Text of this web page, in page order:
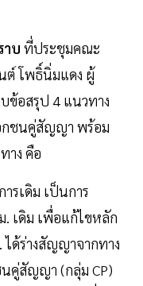
บ ที่ประชุมคณะ
ต์ โพธิ์นิ่มแดง ผู้
ข้อสรุป 4 แนวทาง
กชนคู่สัญญา พร้อม
าง คือ
รเดิม เป็นการ
. เดิม เพื่อแก้ไขหลัก
ด้ร่างสัญญาจากทาง
นคู่สัญญา (กลุ่ม CP)